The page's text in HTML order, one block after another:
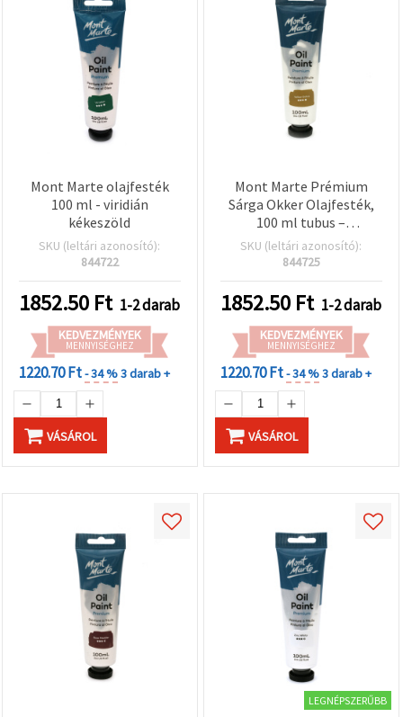
Mont Marte olajfesték
100 ml - viridián
kékeszöld
SKU (leltári azonosító):
844722
1852.50 Ft 1-2 darab
KEDVEZMÉNYEK
MENNYISÉGHEZ
1220.70 Ft- 34 %3 darab +
VÁSÁROL
Mont Marte Prémium
Sárga Okker Olajfesték,
100 ml tubus –
művészminőségű, magas
pigmenttartalmú szín
tájképekhez
SKU (leltári azonosító):
844725
1852.50 Ft 1-2 darab
KEDVEZMÉNYEK
MENNYISÉGHEZ
1220.70 Ft- 34 %3 darab +
VÁSÁROL
LEGNÉPSZERŰBB